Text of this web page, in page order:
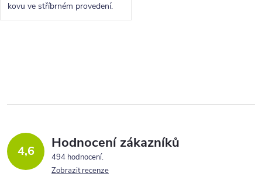
kovu ve stříbrném provedení.
Tato postel je vhodná do všech
á
a
c 4,6 Hodnocení zákazníků
494 hodnocení
Zobrazit recenze